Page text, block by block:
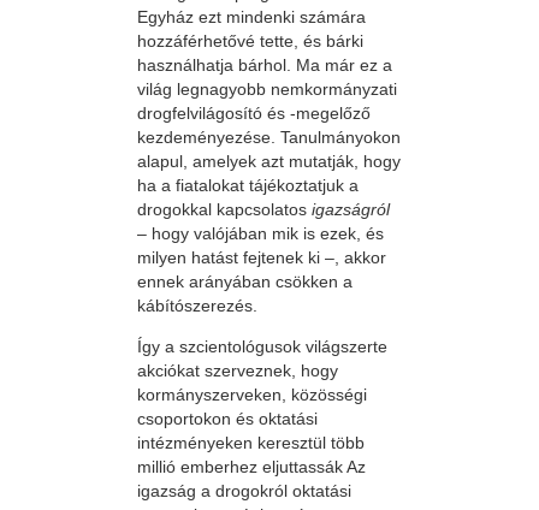
Egyház ezt mindenki számára
hozzáférhetővé tette, és bárki
használhatja bárhol. Ma már ez a
világ legnagyobb nemkormányzati
drogfelvilágosító és -megelőző
kezdeményezése. Tanulmányokon
alapul, amelyek azt mutatják, hogy
ha a fiatalokat tájékoztatjuk a
drogokkal kapcsolatos igazságról
– hogy valójában mik is ezek, és
milyen hatást fejtenek ki –, akkor
ennek arányában csökken a
kábítószerezés.
Így a szcientológusok világszerte
akciókat szerveznek, hogy
kormányszerveken, közösségi
csoportokon és oktatási
intézményeken keresztül több
millió emberhez eljuttassák Az
igazság a drogokról oktatási